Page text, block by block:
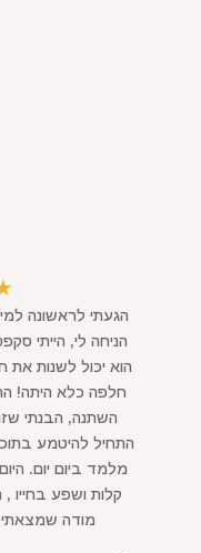
הגעתי לראשונה
הניחה לי, הייתי
הוא יכול לשנות
חלפה כלא היתה!
השתנה, הבנתי
התחיל להיטמע
מלמד ביום יום.
קלות ושפע בחייו
מודה